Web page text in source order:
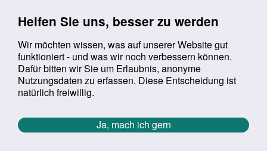
Helfen Sie uns, besser zu werden
Wir möchten wissen, was auf unserer Website gut
funktioniert - und was wir noch verbessern können.
Dafür bitten wir Sie um Erlaubnis, anonyme
Nutzungsdaten zu erfassen. Diese Entscheidung ist
natürlich freiwillig.
Ja, mach ich gern
Suchbegriff:
Sie befinden sich hier:
Startseite Aktuelles Aktuelle Meldungen
Aktuelle Meldungen